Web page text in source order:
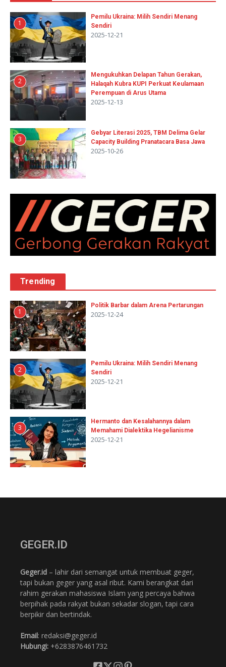
1
Pemilu Ukraina: Milih Sendiri Menang
Sendiri
2025-12-21
2
Mengukuhkan Delapan Tahun Gerakan,
Halaqah Kubra KUPI Perkuat Keulamaan
Perempuan di Arus Utama
2025-12-13
3
Gebyar Literasi 2025, TBM Delima Gelar
Capacity Building Pranatacara Basa Jawa
2025-10-26
Trending
1
Politik Barbar dalam Arena Pertarungan
2025-12-24
2
Pemilu Ukraina: Milih Sendiri Menang
Sendiri
2025-12-21
3
Hermanto dan Kesalahannya dalam
Memahami Dialektika Hegelianisme
2025-12-21
GEGER.ID
Geger.id – lahir dari semangat untuk membuat geger,
tapi bukan geger yang asal ribut. Kami berangkat dari
rahim gerakan mahasiswa Islam yang percaya bahwa
berpihak pada rakyat bukan sekadar slogan, tapi cara
berpikir dan bertindak.
Email: redaksi@geger.id
Hubungi: +6283876461732